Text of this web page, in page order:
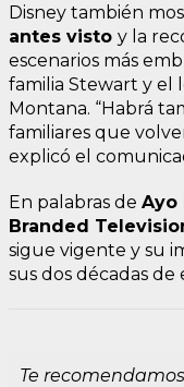
Disney también
antes visto y la
escenarios más
familia Stewart y el
Montana. “Habrá
familiares que
explicó el
En palabras de Ayo
Branded
sigue vigente y su
sus dos décadas de
Te